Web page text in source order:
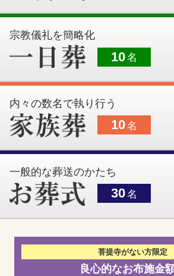
宗教儀礼を簡略化
10名
内々の数名で執り行う
10名
一般的な葬送のかたち
30名
菩提寺がない方限定
良心的なお布施金